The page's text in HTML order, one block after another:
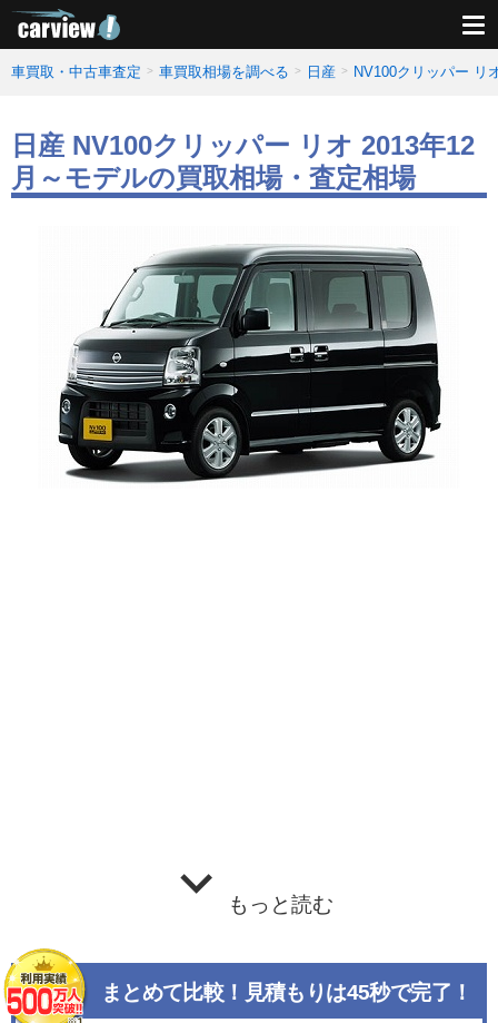
車買取・中古車査定 車買取相場を調べる 日産 NV100クリッパー リ
日産 NV100クリッパー リオ 2013年12
月～モデルの買取相場・査定相場
もっと読む
まとめて比較！見積もりは45秒で完了！